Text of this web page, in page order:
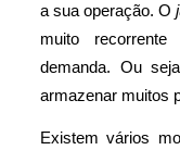
a sua operação. O
muito
demanda. Ou
armazenar muitos
Existem vários